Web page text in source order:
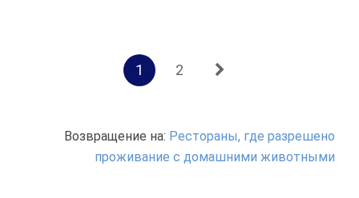
1 2
Возвращение на: Рестораны, где разрешено
проживание с домашними животными